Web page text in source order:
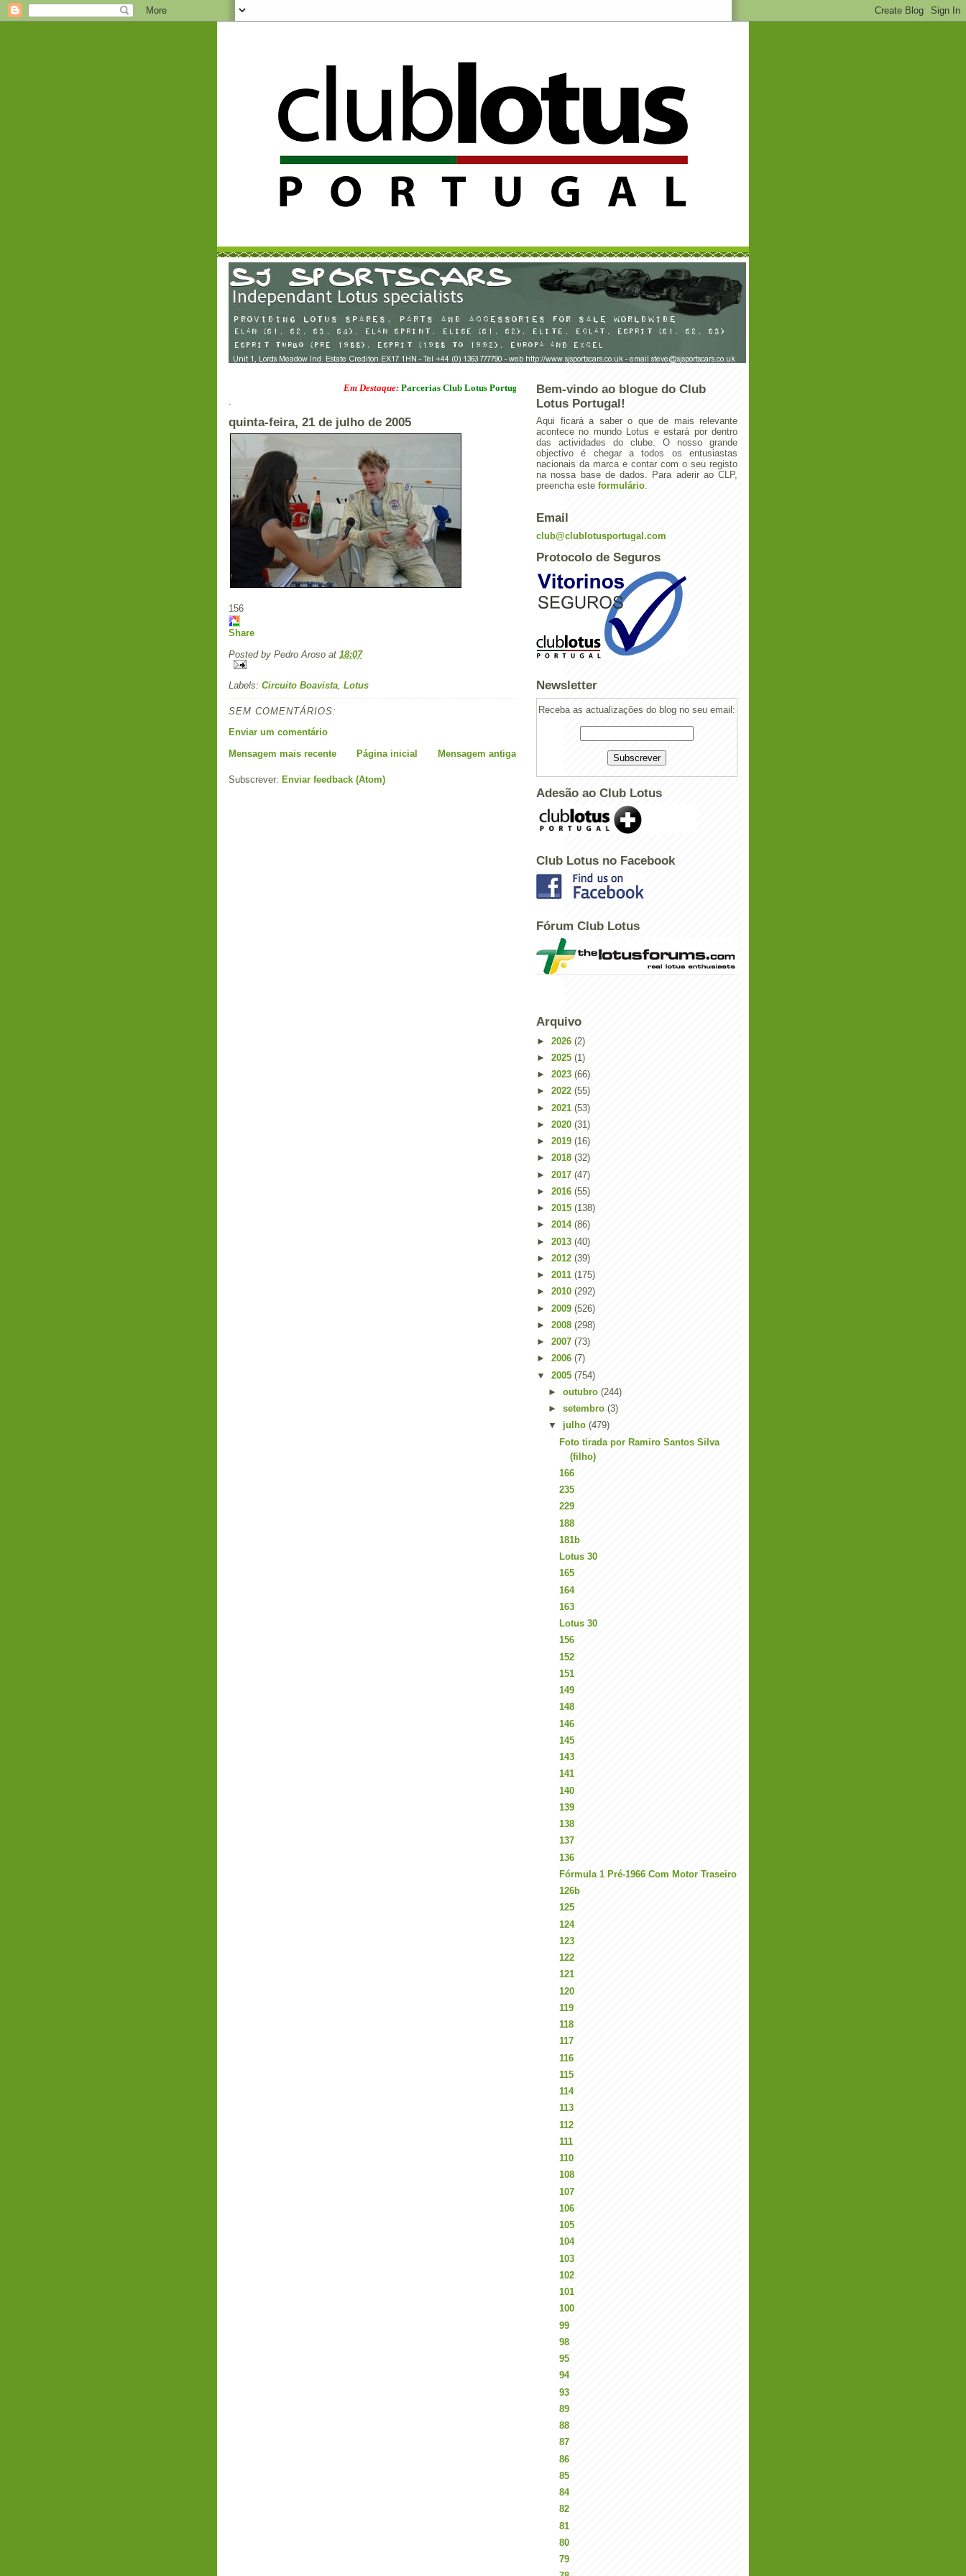
Em Destaque:Parcerias Club Lotus Portugal
quinta-feira, 21 de julho de 2005
156
Share
Posted by Pedro Aroso at 18:07
Labels: Circuito Boavista Lotus
SEM COMENTÁRIOS:
Enviar um comentário
Mensagem mais recente
Mensagem antiga
Página inicial
Subscrever: Enviar feedback (Atom)
Bem-vindo ao blogue do Club
Lotus Portugal!
Aqui ficará a saber o que de mais relevante
acontece no mundo Lotus e estará por dentro
das actividades do clube. O nosso grande
objectivo é chegar a todos os entusiastas
nacionais da marca e contar com o seu registo
na nossa base de dados. Para aderir ao CLP,
preencha este formulário.
Email
club@clublotusportugal.com
Protocolo de Seguros
Newsletter
Receba as actualizações do blog no seu email:
Adesão ao Club Lotus
Club Lotus no Facebook
Fórum Club Lotus
Arquivo
► 2026 (2)
► 2025 (1)
► 2023 (66)
► 2022 (55)
► 2021 (53)
► 2020 (31)
► 2019 (16)
► 2018 (32)
► 2017 (47)
► 2016 (55)
► 2015 (138)
► 2014 (86)
► 2013 (40)
► 2012 (39)
► 2011 (175)
► 2010 (292)
► 2009 (526)
► 2008 (298)
► 2007 (73)
► 2006 (7)
▼ 2005 (754)
► outubro (244)
► setembro (3)
▼ julho (479)
Foto tirada por Ramiro Santos Silva
(filho)
166
235
229
188
181b
Lotus 30
165
164
163
Lotus 30
156
152
151
149
148
146
145
143
141
140
139
138
137
136
Fórmula 1 Pré-1966 Com Motor Traseiro
126b
125
124
123
122
121
120
119
118
117
116
115
114
113
112
111
110
108
107
106
105
104
103
102
101
100
99
98
95
94
93
89
88
87
86
85
84
82
81
80
79